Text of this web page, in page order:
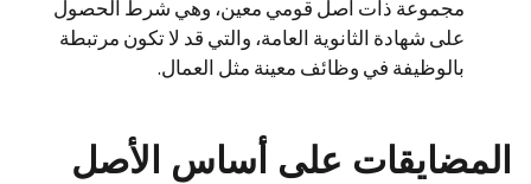
مجموعة ذات أصل قومي معين، وهي شرط الحصول
على شهادة الثانوية العامة، والتي قد لا تكون مرتبطة
بالوظيفة في وظائف معينة مثل العمال.
المضايقات على أساس الأصل